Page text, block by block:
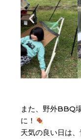
また、野外BBQ
に！
天気の良い日は